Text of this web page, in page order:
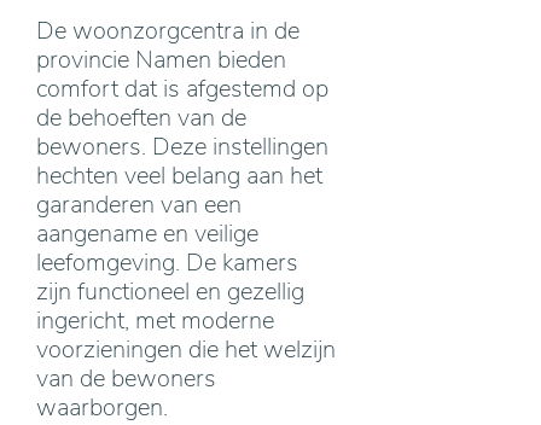
De woonzorgcentra in de
provincie Namen bieden
comfort dat is afgestemd op
de behoeften van de
bewoners. Deze instellingen
hechten veel belang aan het
garanderen van een
aangename en veilige
leefomgeving. De kamers
zijn functioneel en gezellig
ingericht, met moderne
voorzieningen die het welzijn
van de bewoners
waarborgen.